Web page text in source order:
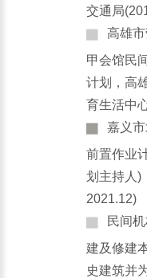
交通局
高雄
甲会馆民
计划，高
育生活中
嘉义
前置作业
划主持人)
2021.12)
民间
建及修建
史建筑并